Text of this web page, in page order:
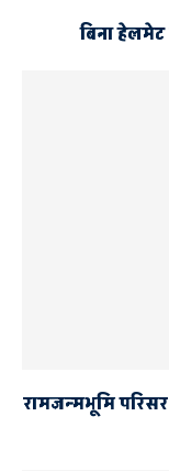
बिना
रामजन्मभूमि